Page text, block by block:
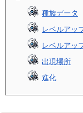
種族データ
レベルアッ
レベルアッ
出現場所
進化